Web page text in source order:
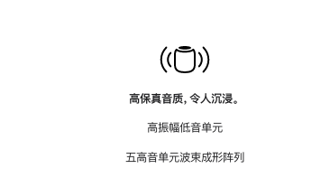
高保真音质，令人沉浸。
高振幅低音单元
五高音单元波束成形阵列